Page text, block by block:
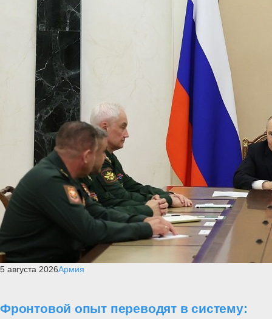
5 августа 2026Армия
Фронтовой опыт переводят в систему: